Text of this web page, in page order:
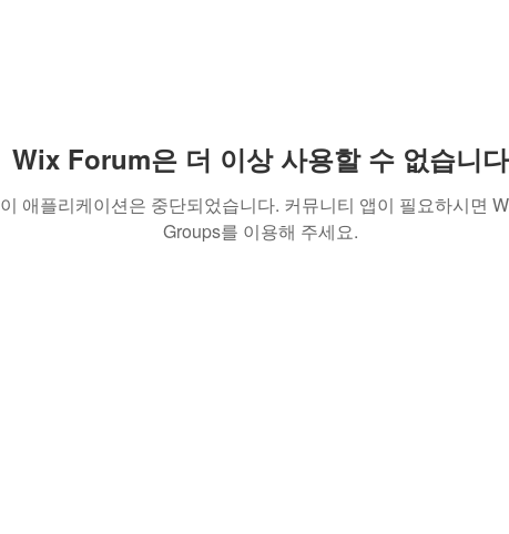
Wix Forum은 더 이상 사용할 수 없습니다
이 애플리케이션은 중단되었습니다. 커뮤니티 앱이 필요하시면
Groups를 이용해 주세요.